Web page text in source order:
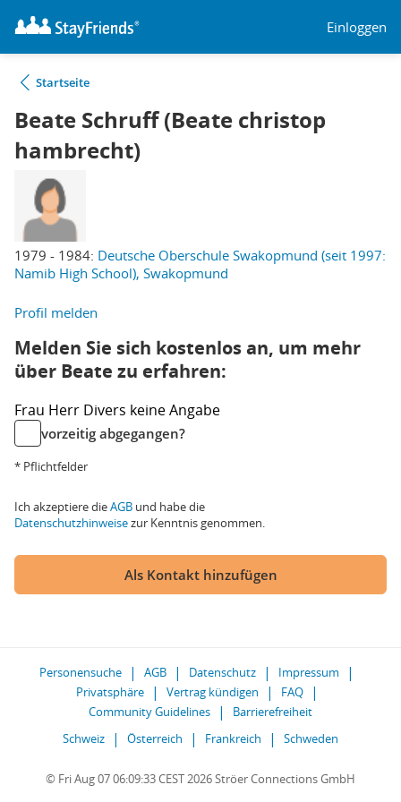
Einloggen
Startseite
Beate Schruff (Beate christop
hambrecht)
1979 - 1984: Deutsche Oberschule Swakopmund (seit 1997:
Namib High School), Swakopmund
Profil melden
Melden Sie sich kostenlos an, um mehr
über Beate zu erfahren:
Frau Herr Divers keine Angabe
vorzeitig abgegangen?
* Pflichtfelder
Ich akzeptiere dieAGB und habe die
Datenschutzhinweisezur Kenntnis genommen.
Als Kontakt hinzufügen
Personensuche AGB Datenschutz
Impressum
Privatsphäre
Vertrag kündigen
FAQ
Community Guidelines
Barrierefreiheit
Schweiz
Österreich Frankreich Schweden
© Fri Aug 07 06:09:33 CEST 2026 Ströer Connections GmbH